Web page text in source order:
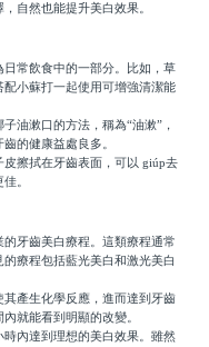
自然也能提升美白效果。
常飲食中的一部分。比如，草
小蘇打一起使用可增強清潔能
漱口的方法，稱為“油漱”，
的健康益處良多。
擦拭在牙齒表面，可以 giúp去
。
牙齒美白療程。這類療程通常
療程包括藍光美白和激光美白
產生化學反應，進而達到牙齒
就能看到明顯的改變。
內達到理想的美白效果。雖然